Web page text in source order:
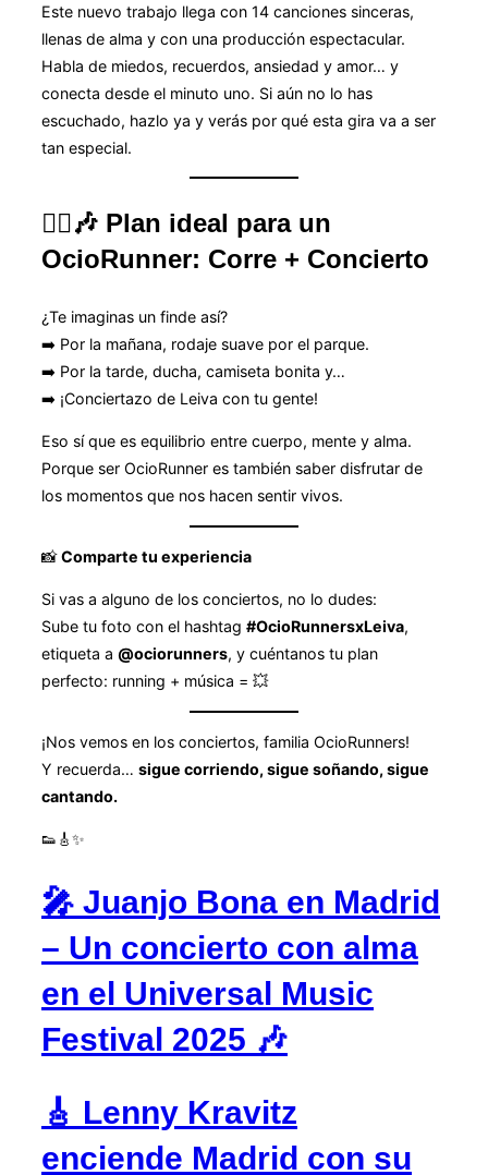
Este nuevo trabajo llega con 14 canciones sinceras,
llenas de alma y con una producción espectacular.
Habla de miedos, recuerdos, ansiedad y amor… y
conecta desde el minuto uno. Si aún no lo has
escuchado, hazlo ya y verás por qué esta gira va a ser
tan especial.
🏃‍♀️🎶 Plan ideal para un
OcioRunner: Corre + Concierto
¿Te imaginas un finde así?
➡️ Por la mañana, rodaje suave por el parque.
➡️ Por la tarde, ducha, camiseta bonita y…
➡️ ¡Conciertazo de Leiva con tu gente!
Eso sí que es equilibrio entre cuerpo, mente y alma.
Porque ser OcioRunner es también saber disfrutar de
los momentos que nos hacen sentir vivos.
📸Comparte tu experiencia
Si vas a alguno de los conciertos, no lo dudes:
Sube tu foto con el hashtag #OcioRunnersxLeiva,
etiqueta a @ociorunners, y cuéntanos tu plan
perfecto: running + música = 💥
¡Nos vemos en los conciertos, familia OcioRunners!
Y recuerda… sigue corriendo, sigue soñando, sigue
cantando.
👟🎸✨
🎤 Juanjo Bona en Madrid
– Un concierto con alma
en el Universal Music
Festival 2025 🎶
🎸 Lenny Kravitz
enciende Madrid con su